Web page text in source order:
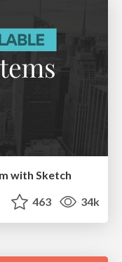
with Sketch
463 34k